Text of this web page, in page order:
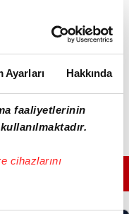
Ayarları Hakkında
faaliyetlerinin
cihazlarını
özel
İÇİN TIKLAYIN